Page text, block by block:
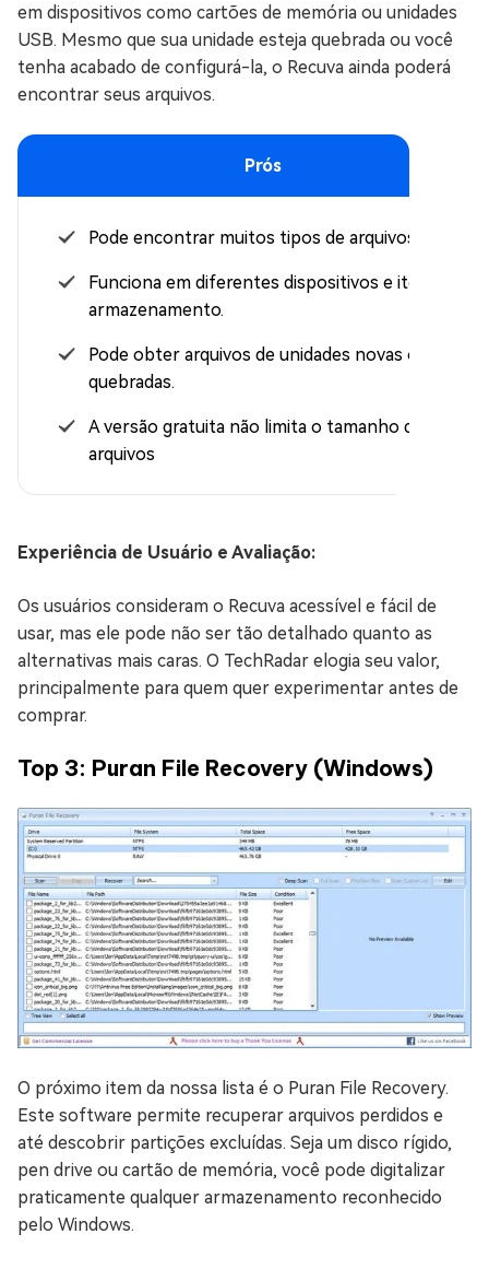
em dispositivos como cartões de memória ou unidades
USB. Mesmo que sua unidade esteja quebrada ou você
tenha acabado de configurá-la, o Recuva ainda poderá
encontrar seus arquivos.
Prós
Pode encontrar muitos tipos de arquivos.
Funciona em diferentes dispositivos e itens de
armazenamento.
Pode obter arquivos de unidades novas ou
quebradas.
A versão gratuita não limita o tamanho dos
arquivos
Experiência de Usuário e Avaliação:
Os usuários consideram o Recuva acessível e fácil de
usar, mas ele pode não ser tão detalhado quanto as
alternativas mais caras. O TechRadar elogia seu valor,
principalmente para quem quer experimentar antes de
comprar.
Top 3: Puran File Recovery (Windows)
O próximo item da nossa lista é o Puran File Recovery.
Este software permite recuperar arquivos perdidos e
até descobrir partições excluídas. Seja um disco rígido,
pen drive ou cartão de memória, você pode digitalizar
praticamente qualquer armazenamento reconhecido
pelo Windows.